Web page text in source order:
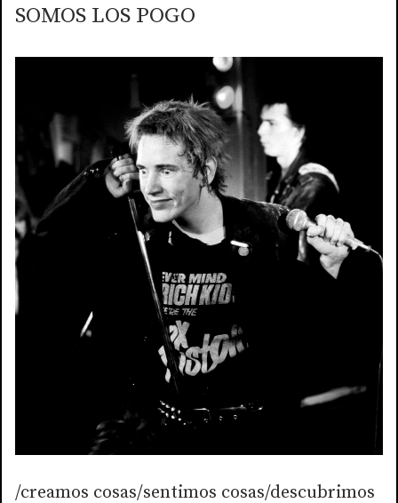
SOMOS LOS POGO
/creamos cosas/sentimos cosas/descubrimos